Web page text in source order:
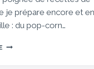
je prépare encore et
: du pop-corn…
LES